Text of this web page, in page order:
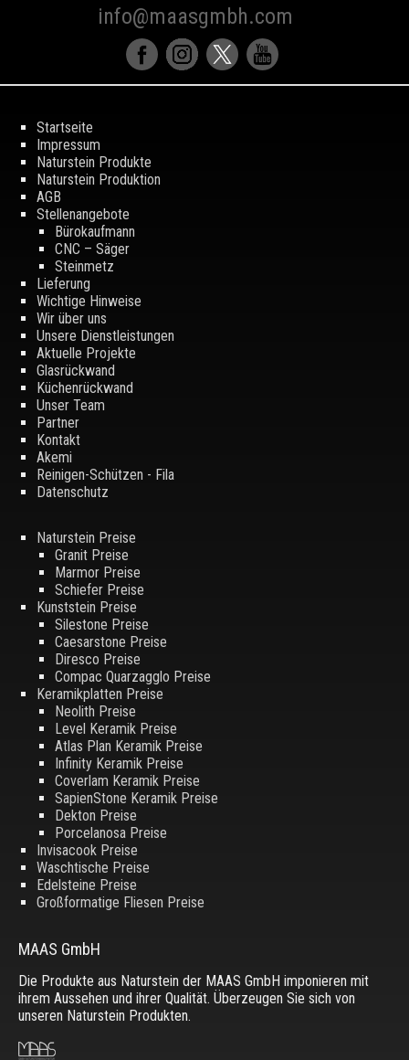
info@maasgmbh.com
Startseite
Impressum
Naturstein Produkte
Naturstein Produktion
AGB
Stellenangebote
Bürokaufmann
CNC – Säger
Steinmetz
Lieferung
Wichtige Hinweise
Wir über uns
Unsere Dienstleistungen
Aktuelle Projekte
Glasrückwand
Küchenrückwand
Unser Team
Partner
Kontakt
Akemi
Reinigen-Schützen - Fila
Datenschutz
Naturstein Preise
Granit Preise
Marmor Preise
Schiefer Preise
Kunststein Preise
Silestone Preise
Caesarstone Preise
Diresco Preise
Compac Quarzagglo Preise
Keramikplatten Preise
Neolith Preise
Level Keramik Preise
Atlas Plan Keramik Preise
Infinity Keramik Preise
Coverlam Keramik Preise
SapienStone Keramik Preise
Dekton Preise
Porcelanosa Preise
Invisacook Preise
Waschtische Preise
Edelsteine Preise
Großformatige Fliesen Preise
MAAS GmbH
Die Produkte aus Naturstein der MAAS GmbH imponieren mit
ihrem Aussehen und ihrer Qualität. Überzeugen Sie sich von
unseren Naturstein Produkten.